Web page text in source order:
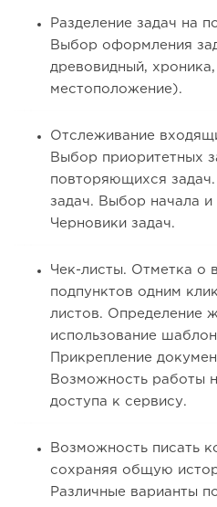
Разделение задач на
Выбор оформления
древовидный,
местоположение).
Отслеживание
Выбор приоритетных
повторяющихся
задач. Выбор начала и
Черновики задач.
Чек-листы. Отметка о
подпунктов одним
листов. Определение
использование
Прикрепление
Возможность работы
доступа к сервису.
Возможность писать
сохраняя общую
Различные варианты